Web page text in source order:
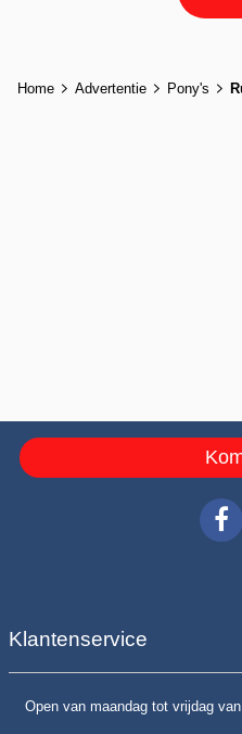
Home Advertentie Pony's
Klantenservice
Open van maandag tot vrijdag